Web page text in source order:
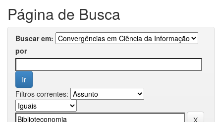
Página de Busca
Buscar em:
por
Filtros correntes: